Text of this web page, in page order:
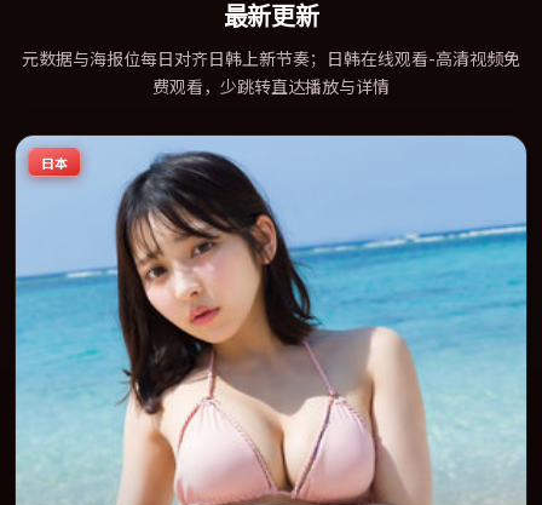
最新更新
元数据与海报位每日对齐日韩上新节奏；日韩在线观看-高清视频免
费观看，少跳转直达播放与详情
日本